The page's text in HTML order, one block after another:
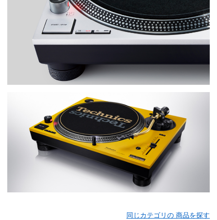
同じカテゴリの 商品を探す